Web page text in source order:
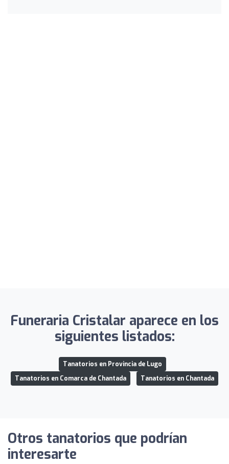
Funeraria Cristalar aparece en los
siguientes listados:
Tanatorios en Provincia de Lugo
Tanatorios en Comarca de Chantada
Tanatorios en Chantada
Otros tanatorios que podrían
interesarte